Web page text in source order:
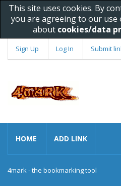
This site uses cookies. By
you are agreeing to our use
about cookies/data
Sign Up Log In Submit
HOME ADD LINK
4mark - the bookmarking tool